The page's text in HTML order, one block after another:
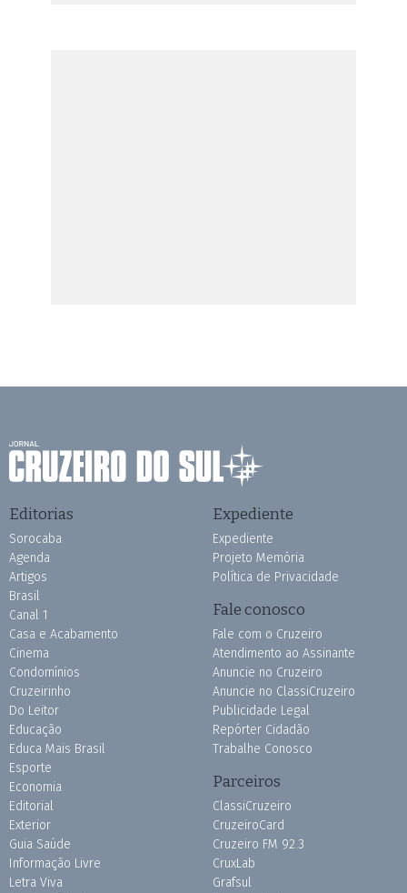
Editorias
Sorocaba
Agenda
Artigos
Brasil
Canal 1
Casa e Acabamento
Cinema
Condomínios
Cruzeirinho
Do Leitor
Educação
Educa Mais Brasil
Esporte
Economia
Editorial
Exterior
Guia Saúde
Informação Livre
Letra Viva
Expediente
Expediente
Projeto Memória
Política de Privacidade
Fale conosco
Fale com o Cruzeiro
Atendimento ao Assinante
Anuncie no Cruzeiro
Anuncie no ClassiCruzeiro
Publicidade Legal
Repórter Cidadão
Trabalhe Conosco
Parceiros
ClassiCruzeiro
CruzeiroCard
Cruzeiro FM 92.3
CruxLab
Grafsul